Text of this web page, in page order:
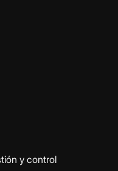
y control